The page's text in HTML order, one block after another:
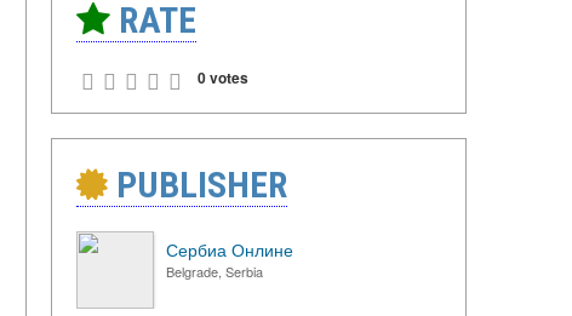
RATE
0 votes
PUBLISHER
Сербиа Онлине
Belgrade, Serbia